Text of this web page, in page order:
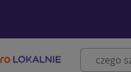
z kategoriami